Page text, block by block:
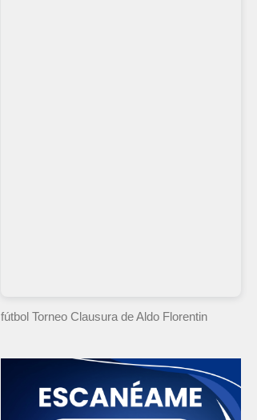
fútbol Torneo Clausurade Aldo Florentin